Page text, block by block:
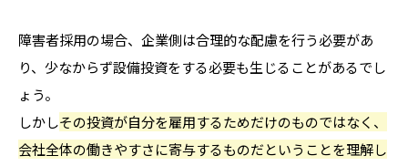
障害者採用の場合、企業側は合理的な配慮を行う必要があ
り、少なからず設備投資をする必要も生じることがあるでし
ょう。
しかしその投資が自分を雇用するためだけのものではなく、
会社全体の働きやすさに寄与するものだということを理解し